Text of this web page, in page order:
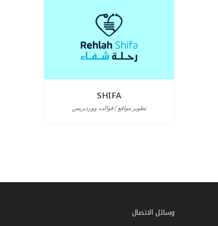
SHIFA
تطوير مواقع / قوالب ووردبريس
وسائل الاتصال